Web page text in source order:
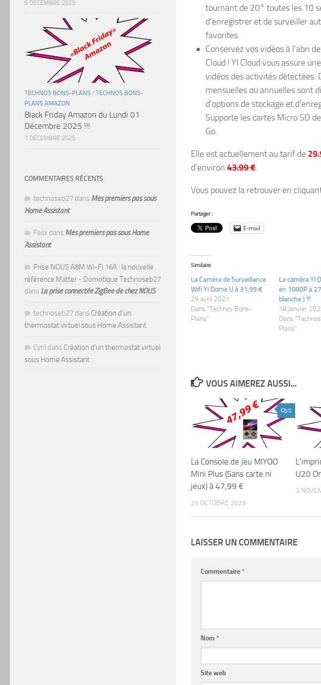
tournant de 20° toutes les 10
d’enregistrer et de surveiller
favorites.
Conservez vos vidéos à l’abri
Cloud ! YI Cloud vous assure
vidéos des activités détectées.
mensuelles ou annuelles sont
d’options de stockage et
Supporte les cartes Micro SD
Go.
Elle est actuellement au tarif de
d’environ 43.99 €.
Vous pouvez la retrouver en
Partager :
E-mail
Similaire
La Caméra de Surveillance
Wifi Yi Dome U à 31,99 €
29 avril 2021
Dans "Technos Bons-
Plans"
La caméra YI
en 1080P à
blanche ) !!!
18 janvier
Dans
Plans"
VOUS AIMEREZ AUSSI...
0
La Console de jeu MIYOO
Mini Plus (Sans carte ni
jeux) à 47,99 €
25 OCTOBRE 2023
U20
3
LAISSER UN COMMENTAIRE
Commentaire*
Nom *
Site web
9 DÉCEMBRE 2025
TECHNOS BONS-PLANS / TECHNOS BONS-
PLANS AMAZON
Black Friday Amazon du Lundi 01
Décembre 2025 !!!
1 DÉCEMBRE 2025
COMMENTAIRES RÉCENTS
technoseb27 dans Mes premiers pas sous
Home Assistant
Felix dans Mes premiers pas sous Home
Assistant
Prise NOUS A8M Wi-Fi 16A : la nouvelle
référence Matter - Domotique Technoseb27
dans La prise connectée ZigBee de chez NOUS
technoseb27 dans Création d’un
thermostat virtuel sous Home Assistant
Cyril dans Création d’un thermostat virtuel
sous Home Assistant